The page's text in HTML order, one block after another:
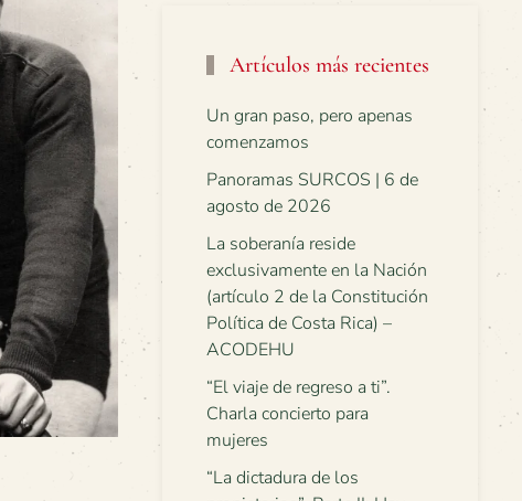
Artículos más recientes
Un gran paso, pero apenas
comenzamos
Panoramas SURCOS | 6 de
agosto de 2026
La soberanía reside
exclusivamente en la Nación
(artículo 2 de la Constitución
Política de Costa Rica) –
ACODEHU
“El viaje de regreso a ti”.
Charla concierto para
mujeres
“La dictadura de los